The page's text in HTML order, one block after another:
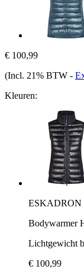
€ 100,99
(Incl. 21% BTW -
Kleuren:
ESKADRON
Bodywarmer
Lichtgewicht
€ 100,99